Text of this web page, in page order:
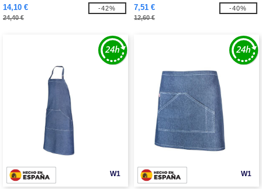
14,10 €
24,40 €
-42%
7,51 €
12,60 €
-40%
W1 W1